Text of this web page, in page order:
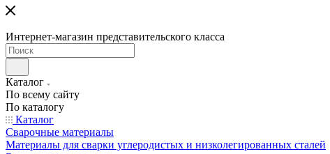
Интернет-магазин представительского класса
Каталог
По всему сайту
По каталогу
Каталог
Сварочные материалы
Материалы для сварки углеродистых и низколегированных сталей